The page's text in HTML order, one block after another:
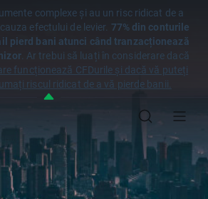
complexe și au un risc ridicat de a
efectului de levier. 77% din conturile
pierd bani atunci când tranzacționează
. Ar trebui să luați în considerare dacă
funcționează CFDurile și dacă vă puteți
riscul ridicat de a vă pierde banii.